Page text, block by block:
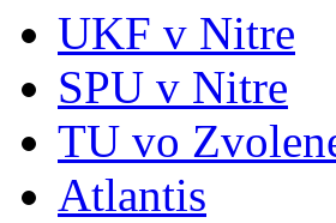
UKF v Nitre
SPU v Nitre
TU vo
Atlantis